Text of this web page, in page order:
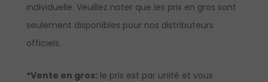
individuelle. Veuillez noter que les prix en gros sont
seulement disponibles pour nos distributeurs
officiels.
*Vente en gros: le prix est par unité et vous